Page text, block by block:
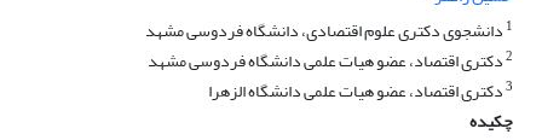
1 دانشجوی دکتری علوم اقتصادی، دانشگاه فردوسی مشهد
2دکتری اقتصاد، عضو هیات علمی دانشگاه فردوسی مشهد
3دکتری اقتصاد، عضو هیات علمی دانشگاه الزهرا
چکیده